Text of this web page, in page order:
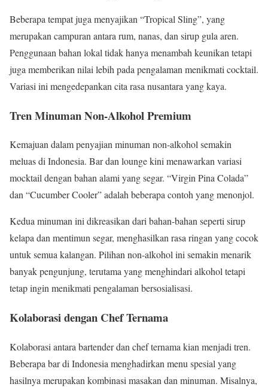
Beberapa tempat juga menyajikan “Tropical Sling”, yang
merupakan campuran antara rum, nanas, dan sirup gula aren.
Penggunaan bahan lokal tidak hanya menambah keunikan tetapi
juga memberikan nilai lebih pada pengalaman menikmati cocktail.
Variasi ini mengedepankan cita rasa nusantara yang kaya.
Tren Minuman Non-Alkohol Premium
Kemajuan dalam penyajian minuman non-alkohol semakin
meluas di Indonesia. Bar dan lounge kini menawarkan variasi
mocktail dengan bahan alami yang segar. “Virgin Pina Colada”
dan “Cucumber Cooler” adalah beberapa contoh yang menonjol.
Kedua minuman ini dikreasikan dari bahan-bahan seperti sirup
kelapa dan mentimun segar, menghasilkan rasa ringan yang cocok
untuk semua kalangan. Pilihan non-alkohol ini semakin menarik
banyak pengunjung, terutama yang menghindari alkohol tetapi
tetap ingin menikmati pengalaman bersosialisasi.
Kolaborasi dengan Chef Ternama
Kolaborasi antara bartender dan chef ternama kian menjadi tren.
Beberapa bar di Indonesia menghadirkan menu spesial yang
hasilnya merupakan kombinasi masakan dan minuman. Misalnya,